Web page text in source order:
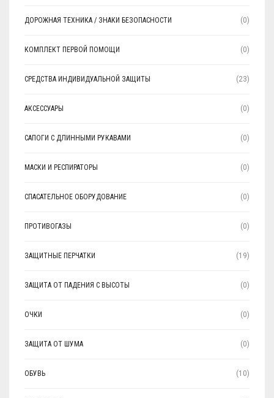
ДОРОЖНАЯ ТЕХНИКА / ЗНАКИ БЕЗОПАСНОСТИ (0)
КОМПЛЕКТ ПЕРВОЙ ПОМОЩИ (0)
СРЕДСТВА ИНДИВИДУАЛЬНОЙ ЗАЩИТЫ (23)
АКСЕССУАРЫ (0)
САПОГИ С ДЛИННЫМИ РУКАВАМИ (0)
МАСКИ И РЕСПИРАТОРЫ (0)
СПАСАТЕЛЬНОЕ ОБОРУДОВАНИЕ (0)
ПРОТИВОГАЗЫ (0)
ЗАЩИТНЫЕ ПЕРЧАТКИ (19)
ЗАЩИТА ОТ ПАДЕНИЯ С ВЫСОТЫ (0)
ОЧКИ (0)
ЗАЩИТА ОТ ШУМА (0)
ОБУВЬ (10)